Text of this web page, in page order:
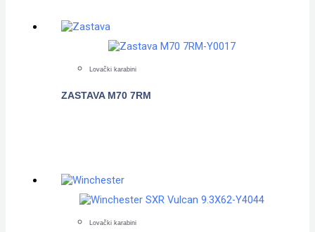
Lovački karabini
ZASTAVA M70 7RM
Lovački karabini